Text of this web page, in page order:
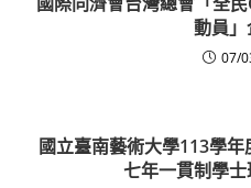
動員
07/
國立臺南藝術大學113學
七年一貫制學